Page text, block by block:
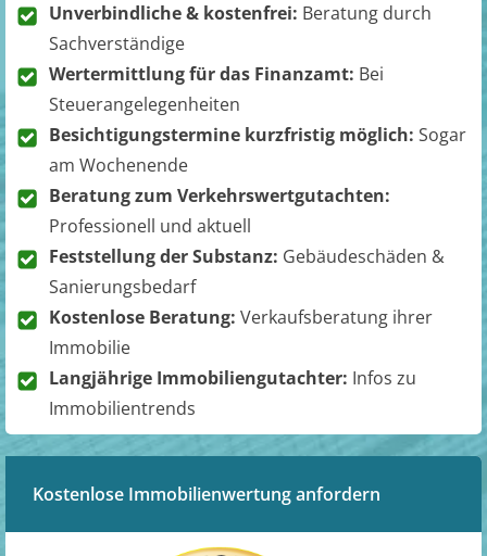
Unverbindliche & kostenfrei: Beratung durch
Sachverständige
Wertermittlung für das Finanzamt: Bei
Steuerangelegenheiten
Besichtigungstermine kurzfristig möglich: Sogar
am Wochenende
Beratung zum Verkehrswertgutachten:
Professionell und aktuell
Feststellung der Substanz: Gebäudeschäden &
Sanierungsbedarf
Kostenlose Beratung: Verkaufsberatung ihrer
Immobilie
Langjährige Immobiliengutachter: Infos zu
Immobilientrends
Kostenlose Immobilienwertung anfordern